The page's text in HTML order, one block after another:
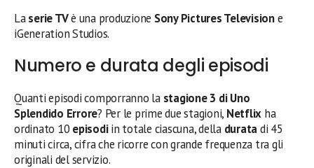
Laserie TVè una produzione Sony Pictures Televisione
iGeneration Studios.
Numero e durata degli episodi
Quanti episodi comporranno la stagione 3 di Uno
Splendido Errore? Per le prime due stagioni, Netflix ha
ordinato 10 episodiin totale ciascuna, della duratadi 45
minuti circa, cifra che ricorre con grande frequenza tra gli
originali del servizio.